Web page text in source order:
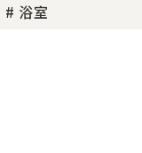
浴室